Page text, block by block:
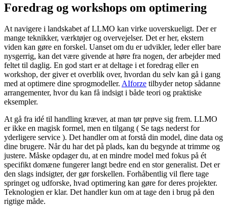
Foredrag og workshops om optimering
At navigere i landskabet af LLMO kan virke uoverskueligt. Der er
mange teknikker, værktøjer og overvejelser. Det er her, ekstern
viden kan gøre en forskel. Uanset om du er udvikler, leder eller bare
nysgerrig, kan det være givende at høre fra nogen, der arbejder med
feltet til daglig. En god start er at deltage i et foredrag eller en
workshop, der giver et overblik over, hvordan du selv kan gå i gang
med at optimere dine sprogmodeller. AIforze tilbyder netop sådanne
arrangementer, hvor du kan få indsigt i både teori og praktiske
eksempler.
At gå fra idé til handling kræver, at man tør prøve sig frem. LLMO
er ikke en magisk formel, men en tilgang ( Se tags nederst for
yderligere service ). Det handler om at forstå din model, dine data og
dine brugere. Når du har det på plads, kan du begynde at trimme og
justere. Måske opdager du, at en mindre model med fokus på ét
specifikt domæne fungerer langt bedre end en stor generalist. Det er
den slags indsigter, der gør forskellen. Forhåbentlig vil flere tage
springet og udforske, hvad optimering kan gøre for deres projekter.
Teknologien er klar. Det handler kun om at tage den i brug på den
rigtige måde.